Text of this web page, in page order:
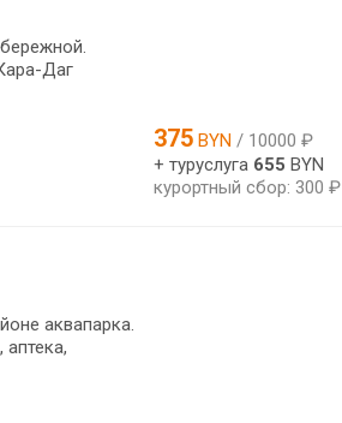
Даг
375 BYN / 10000 ₽
+ туруслуга 655 BYN
курортный сбор: 300 ₽
аквапарка.